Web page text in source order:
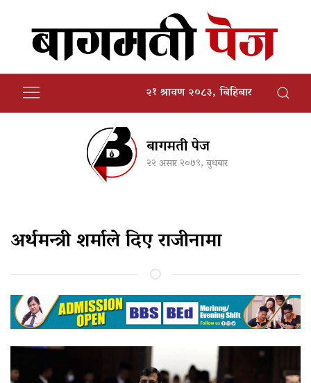
२१ श्रावण २०८३, बिहिबार
बागमती पेज
२२ असार २०७९, बुधबार
अर्थमन्त्री शर्माले दिए राजीनामा